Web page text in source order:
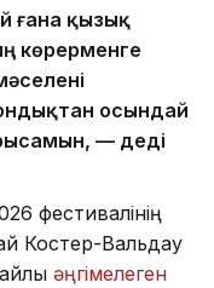
ғана қызық
көрерменге
осындай
— деді
фестивалінің
Костер-Вальдау
әңгімелеген